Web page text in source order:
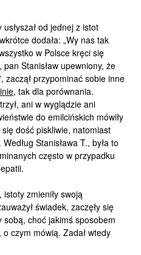
od jednej z istot
dodała: „Wy nas tak
w Polsce kręci się
Stanisław upewniony, że
zaczął przypominać sobie inne
, tak dla porównania.
ani w wyglądzie ani
do emilcińskich mówiły
dość piskliwie, natomiast
Stanisława T., była to
często w przypadku
zmieniły swoją
świadek, zaczęły się
choć jakimś sposobem
o czym mówią. Zadał wtedy